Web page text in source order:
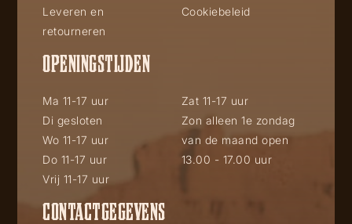
Leveren en
retourneren
Cookiebeleid
OPENINGSTIJDEN
Ma 11-17 uur
Di gesloten
Wo 11-17 uur
Do 11-17 uur
Vrij 11-17 uur
Zat 11-17 uur
Zon alleen 1e zondag
van de maand open
13.00 - 17.00 uur
CONTACTGEGEVENS